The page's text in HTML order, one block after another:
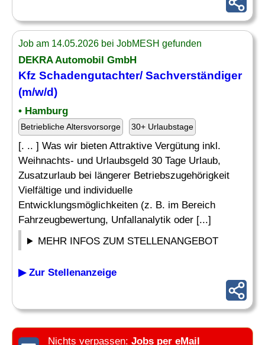
Job am 14.05.2026 bei JobMESH gefunden
DEKRA Automobil GmbH
Kfz Schadengutachter/ Sachverständiger
(m/w/d)
• Hamburg
Betriebliche Altersvorsorge 30+ Urlaubstage
[. .. ] Was wir bieten Attraktive Vergütung inkl.
Weihnachts- und Urlaubsgeld 30 Tage Urlaub,
Zusatzurlaub bei längerer Betriebszugehörigkeit
Vielfältige und individuelle
Entwicklungsmöglichkeiten (z. B. im Bereich
Fahrzeugbewertung, Unfallanalytik oder [...]
MEHR INFOS ZUM STELLENANGEBOT
▶ Zur Stellenanzeige
Nichts verpassen: Jobs per eMail